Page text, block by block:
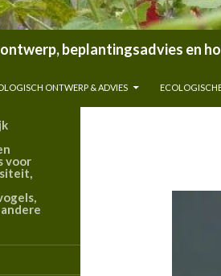
beplantingsadvies en
ONTWERP & ADVIES
voor